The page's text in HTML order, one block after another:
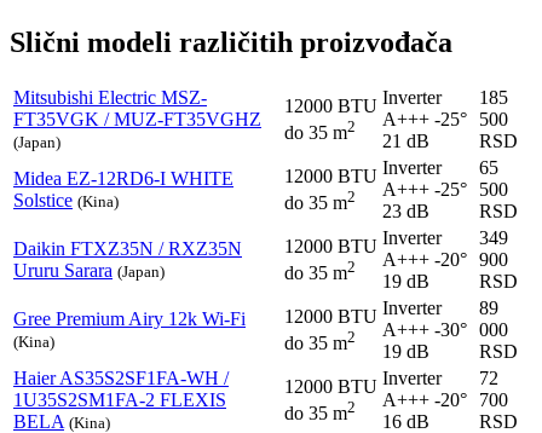
Slični modeli različitih proizvođača
Mitsubishi Electric MSZ-
FT35VGK / MUZ-FT35VGHZ
(Japan)
12000 BTU
do 35 m2
Inverter
A+++ -25°
21 dB
185
500
RSD
Midea EZ-12RD6-I WHITE
Solstice (Kina)
12000 BTU
do 35 m2
Inverter
A+++ -25°
23 dB
65
500
RSD
Daikin FTXZ35N / RXZ35N
Ururu Sarara (Japan)
12000 BTU
do 35 m2
Inverter
A+++ -20°
19 dB
349
900
RSD
Gree Premium Airy 12k Wi-Fi
(Kina)
12000 BTU
do 35 m2
Inverter
A+++ -30°
19 dB
89
000
RSD
HaierAS35S2SF1FA-WH /
1U35S2SM1FA-2 FLEXIS
BELA (Kina)
12000 BTU
do 35 m2
Inverter
A+++ -20°
16 dB
72
700
RSD